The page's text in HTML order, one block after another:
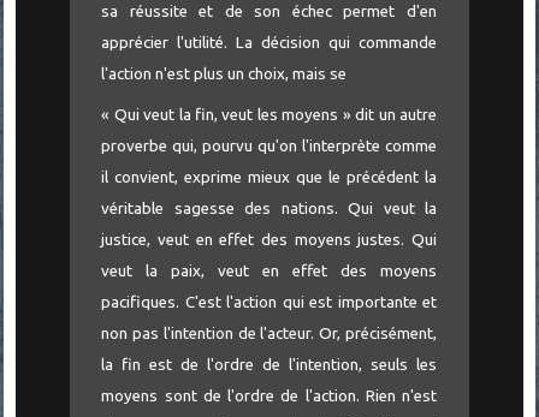
sa réussite et de son échec permet d'en
apprécier l'utilité. La décision qui commande
l'action n'est plus un choix, mais se
« Qui veut la fin, veut les moyens » dit un autre
proverbe qui, pourvu qu'on l'interprète comme
il convient, exprime mieux que le précédent la
véritable sagesse des nations. Qui veut la
justice, veut en effet des moyens justes. Qui
veut la paix, veut en effet des moyens
pacifiques. C'est l'action qui est importante et
non pas l'intention de l'acteur. Or, précisément,
la fin est de l'ordre de l'intention, seuls les
moyens sont de l'ordre de l'action. Rien n'est